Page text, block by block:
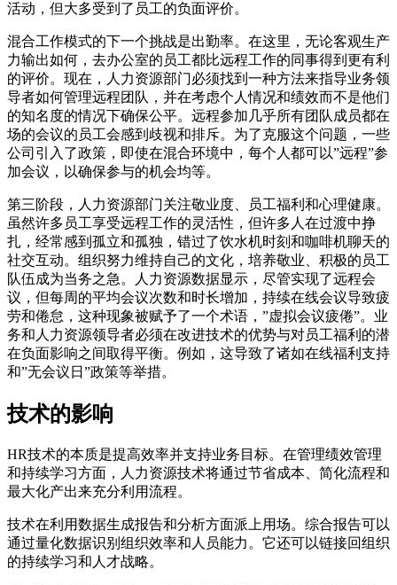
活动，但大多受到了员工的负面评价。
混合工作模式的下一个挑战是出勤率。在这里，无论客观生产
力输出如何，去办公室的员工都比远程工作的同事得到更有利
的评价。现在，人力资源部门必须找到一种方法来指导业务领
导者如何管理远程团队，并在考虑个人情况和绩效而不是他们
的知名度的情况下确保公平。远程参加几乎所有团队成员都在
场的会议的员工会感到歧视和排斥。为了克服这个问题，一些
公司引入了政策，即使在混合环境中，每个人都可以”远程”参
加会议，以确保参与的机会均等。
第三阶段，人力资源部门关注敬业度、员工福利和心理健康。
虽然许多员工享受远程工作的灵活性，但许多人在过渡中挣
扎，经常感到孤立和孤独，错过了饮水机时刻和咖啡机聊天的
社交互动。组织努力维持自己的文化，培养敬业、积极的员工
队伍成为当务之急。人力资源数据显示，尽管实现了远程会
议，但每周的平均会议次数和时长增加，持续在线会议导致疲
劳和倦怠，这种现象被赋予了一个术语，”虚拟会议疲倦”。业
务和人力资源领导者必须在改进技术的优势与对员工福利的潜
在负面影响之间取得平衡。例如，这导致了诸如在线福利支持
和”无会议日”政策等举措。
技术的影响
HR技术的本质是提高效率并支持业务目标。在管理绩效管理
和持续学习方面，人力资源技术将通过节省成本、简化流程和
最大化产出来充分利用流程。
技术在利用数据生成报告和分析方面派上用场。综合报告可以
通过量化数据识别组织效率和人员能力。它还可以链接回组织
的持续学习和人才战略。